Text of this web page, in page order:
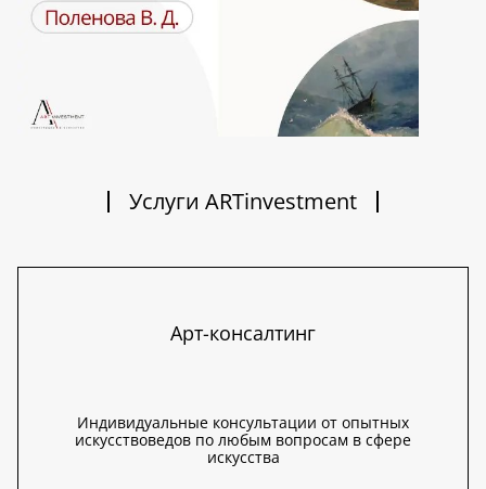
Услуги ARTinvestment
Арт-консалтинг
Индивидуальные консультации от опытных
искусствоведов по любым вопросам в сфере
искусства